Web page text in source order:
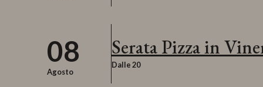
08
Agosto
Serata Pizza in
Dalle 20